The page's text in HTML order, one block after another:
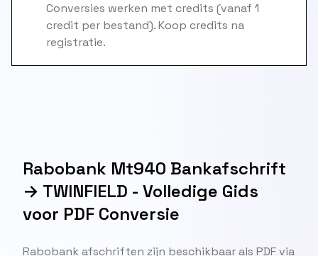
Conversies werken met credits (vanaf 1
credit per bestand). Koop credits na
registratie.
Rabobank Mt940 Bankafschrift
→ TWINFIELD - Volledige Gids
voor PDF Conversie
Rabobank afschriften zijn beschikbaar als PDF via